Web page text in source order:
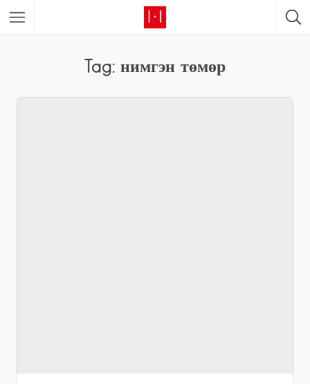
Tag: нимгэн төмөр